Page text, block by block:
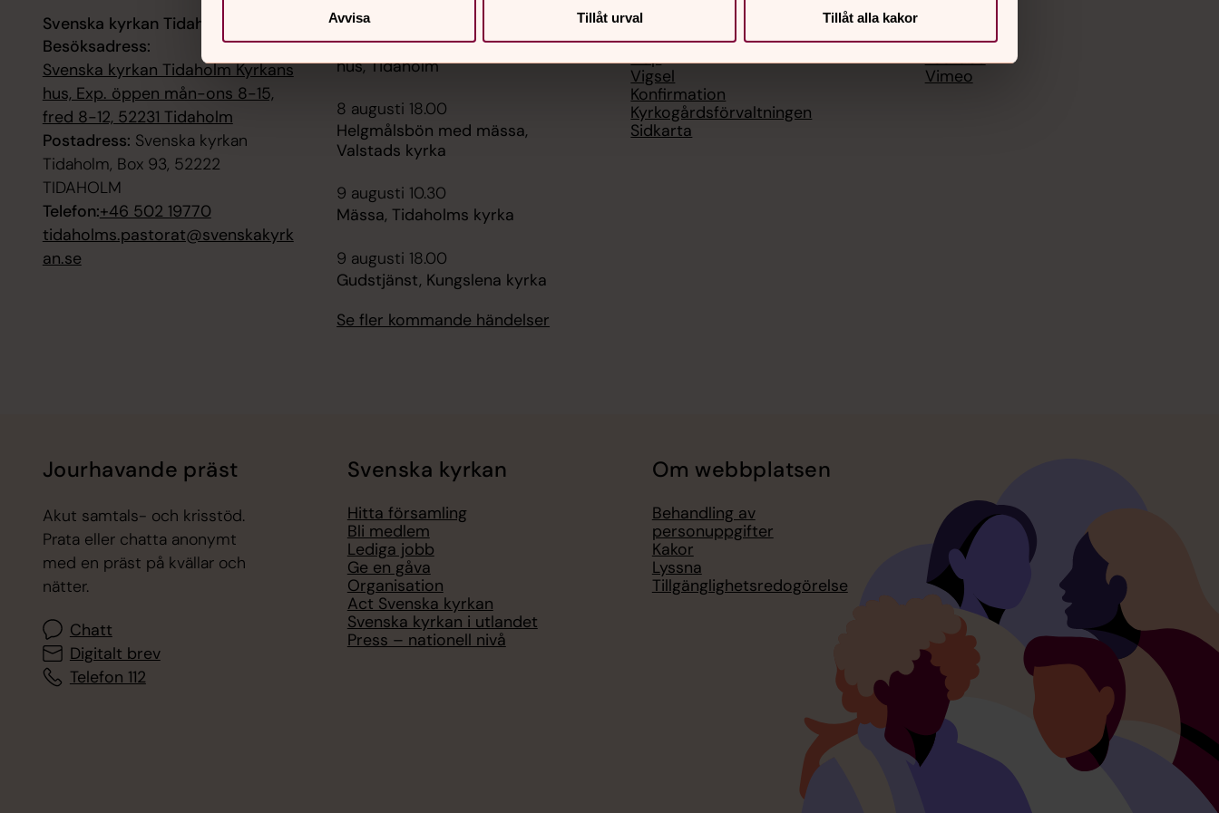
Avvisa Tillåt urval Tillåt alla kakor
Svenska kyrkan Tidaholm
Besöksadress:
Svenska kyrkan Tidaholm Kyrkans
hus, Exp. öppen mån-ons 8-15,
fred 8-12, 52231 Tidaholm
Postadress: Svenska kyrkan
Tidaholm, Box 93, 52222
TIDAHOLM
Telefon:+46 502 19770
tidaholms.pastorat@svenskakyrk
an.se
7 augusti 09.00
Öppet Hus och Kyrkis, Kyrkans
hus, Tidaholm
8 augusti 18.00
Helgmålsbön med mässa,
Valstads kyrka
9 augusti 10.30
Mässa, Tidaholms kyrka
9 augusti 18.00
Gudstjänst, Kungslena kyrka
Se fler kommande händelser
Kontakt • Personal
Samtal och stöd
Dop
Vigsel
Konfirmation
Kyrkogårdsförvaltningen
Sidkarta
Instagram
Youtube
Vimeo
Jourhavande präst
Akut samtals- och krisstöd.
Prata eller chatta anonymt
med en präst på kvällar och
nätter.
Chatt
Digitalt brev
Telefon 112
Svenska kyrkan
Hitta församling
Bli medlem
Lediga jobb
Ge en gåva
Organisation
Act Svenska kyrkan
Svenska kyrkan i utlandet
Press – nationell nivå
Om webbplatsen
Behandling av
personuppgifter
Kakor
Lyssna
Tillgänglighetsredogörelse